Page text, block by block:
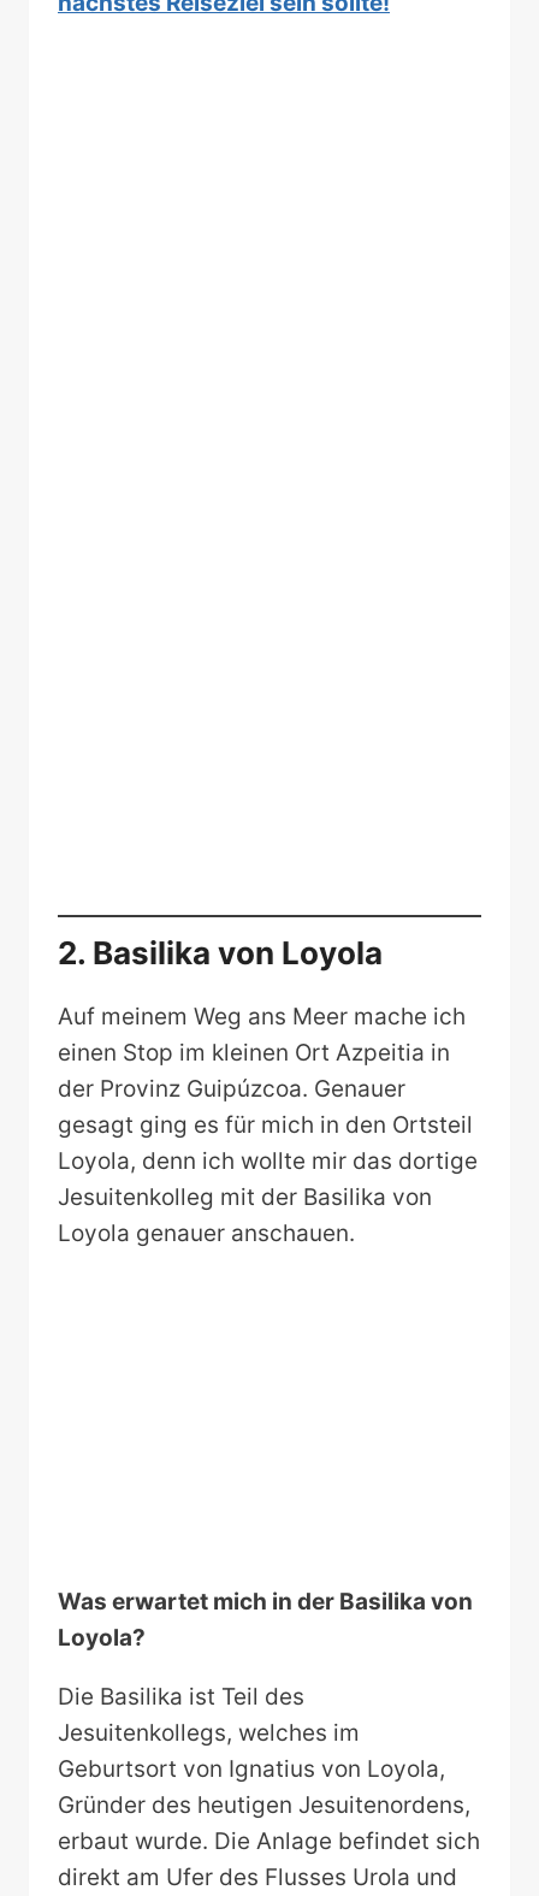
2. Basilika von Loyola
Auf meinem Weg ans Meer mache ich
einen Stop im kleinen Ort Azpeitia in
der Provinz Guipúzcoa. Genauer
gesagt ging es für mich in den Ortsteil
Loyola, denn ich wollte mir das dortige
Jesuitenkolleg mit der Basilika von
Loyola genauer anschauen.
Was erwartet mich in der Basilika von
Loyola?
Die Basilika ist Teil des
Jesuitenkollegs, welches im
Geburtsort von Ignatius von Loyola,
Gründer des heutigen Jesuitenordens,
erbaut wurde. Die Anlage befindet sich
direkt am Ufer des Flusses Urola und